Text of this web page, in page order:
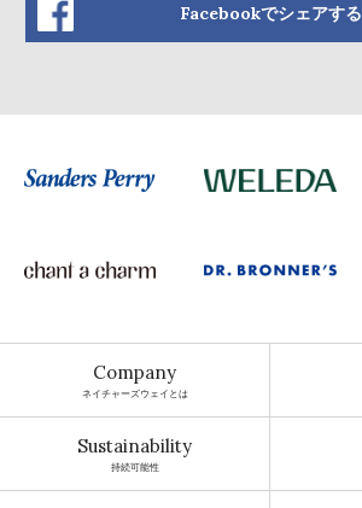
Facebookでシェアする
Company
ネイチャーズウェイとは
Sustainability
持続可能性